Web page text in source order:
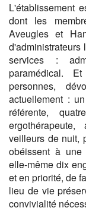
L'établissement
dont les
Aveugles et
d'administrateurs
services :
paramédical.
personnes,
actuellement :
référente,
veilleurs de nuit,
obéissent à une
elle-même dix
et en priorité, de
lieu de vie
convivialité